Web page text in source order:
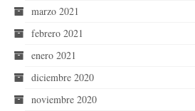
marzo 2021
febrero 2021
enero 2021
diciembre 2020
noviembre 2020